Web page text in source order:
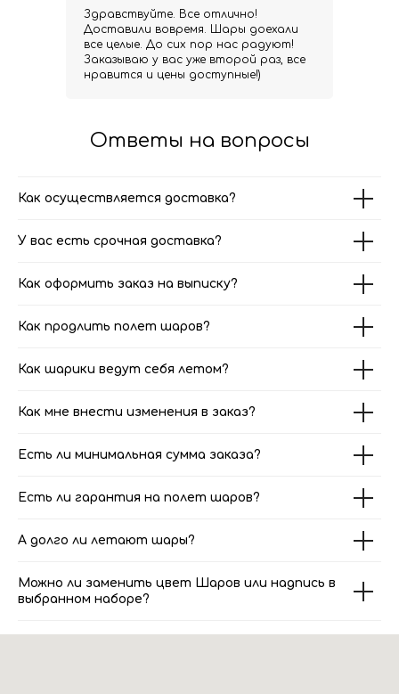
Здравствуйте. Все отлично!
Доставили вовремя. Шары доехали
все целые. До сих пор нас радуют!
Заказываю у вас уже второй раз, все
нравится и цены доступные!)
Ответы на вопросы
Как осуществляется доставка?
У вас есть срочная доставка?
Как оформить заказ на выписку?
Как продлить полет шаров?
Как шарики ведут себя летом?
Как мне внести изменения в заказ?
Есть ли минимальная сумма заказа?
Есть ли гарантия на полет шаров?
А долго ли летают шары?
Можно ли заменить цвет Шаров или надпись в
выбранном наборе?